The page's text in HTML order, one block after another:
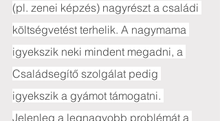
(pl. zenei képzés) nagyrészt a családi
költségvetést terhelik. A nagymama
igyekszik neki mindent megadni, a
Családsegítő szolgálat pedig
igyekszik a gyámot támogatni.
Jelenleg a legnagyobb problémát a